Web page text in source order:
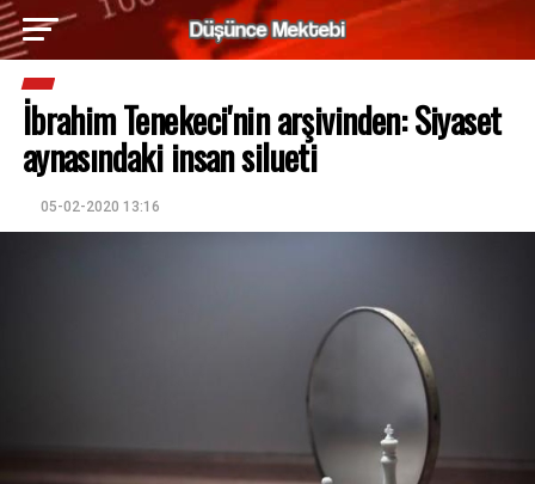
İbrahim Tenekeci'nin arşivinden: Siyaset
aynasındaki insan silueti
05-02-2020 13:16